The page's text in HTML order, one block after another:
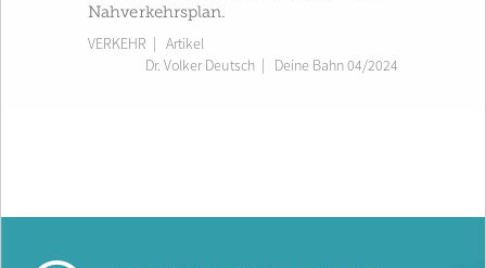
Nahverkehrsplan.
VERKEHR | Artikel
Dr. Volker Deutsch
Deine Bahn 04/2024